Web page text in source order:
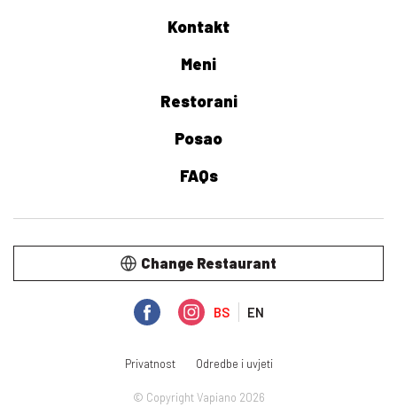
Kontakt
Meni
Restorani
Posao
FAQs
BS EN
Change Restaurant
© Copyright Vapiano 2026
Privatnost Odredbe i uvjeti